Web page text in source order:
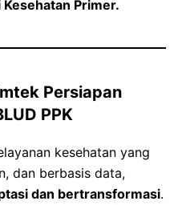
Primer.
Persiapan
PPK
kesehatan yang
dan berbasis data,
dan bertransformasi.